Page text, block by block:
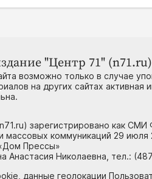
"Центр 71"
возможно только в случае
на других сайтах
зарегистрировано как
массовых коммуникаций 29
Прессы»
Анастасия Николаевна, тел.:
данные геолокации